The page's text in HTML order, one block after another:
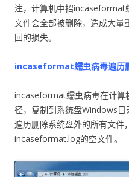
注，计算机中招incaseformat
文件会全部被删除，造成大量
回的损失。
incaseformat蠕虫病毒遍历
incaseformat蠕虫病毒在计算
径，复制到系统盘Windows
遍历删除系统盘外的所有文件
incaseformat.log的空文件。